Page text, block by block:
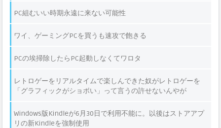
PC組むいい時期永遠に来ない可能性
ワイ、ゲーミングPCを買うも速攻で飽きる
PCの埃掃除したらPC起動しなくてワロタ
レトロゲーをリアルタイムで楽しんできた奴がレトロゲーを
「グラフィックがショボい」って言うの許せないんやが
Windows版Kindleが6月30日で利用不能に。以後はストアアプ
リの新Kindleを強制使用